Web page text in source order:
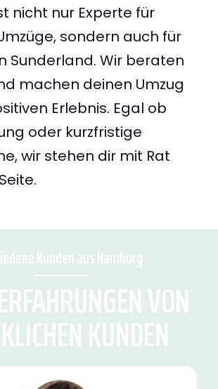
nicht nur Experte für
sondern auch für
Sunderland. Wir beraten
machen deinen Umzug
Erlebnis. Egal ob
oder kurzfristige
wir stehen dir mit Rat
Kunden aus Hamburg
VON
KUNDEN